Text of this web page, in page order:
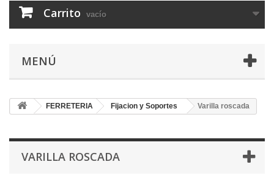
Carrito vacío
MENÚ
FERRETERIA Fijacion y Soportes Varilla roscada
VARILLA ROSCADA